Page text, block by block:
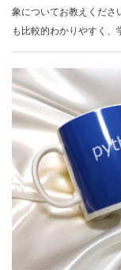
象についてお教えくださ
も比較的わかりやすく